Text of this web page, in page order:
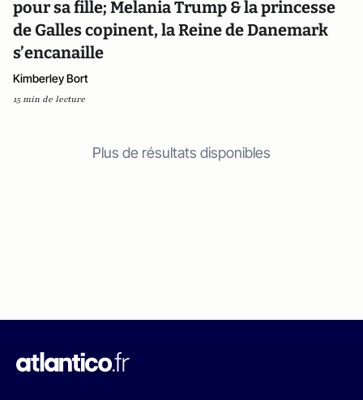
pour sa fille; Melania Trump & la princesse
de Galles copinent, la Reine de Danemark
s’encanaille
Kimberley Bort
15 min de lecture
Plus de résultats disponibles